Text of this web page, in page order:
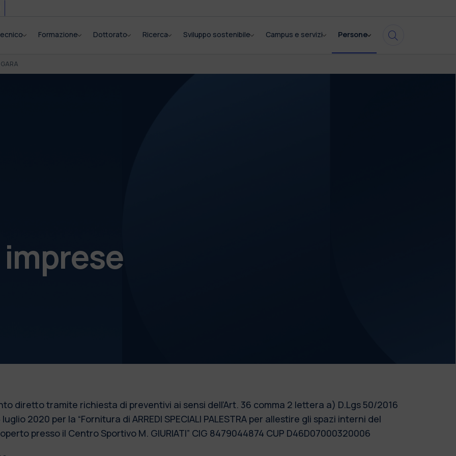
Formazione Dottorato Ricerca Sviluppo sostenibile Campus e servizi Persone
diretto tramite richiesta di preventivi ai sensi dell’Art. 36 comma 2 lettera a) D.Lgs 50/2016
2020 per la “Fornitura di ARREDI SPECIALI PALESTRA per allestire gli spazi interni del
presso il Centro Sportivo M. GIURIATI” CIG 8479044874 CUP D46D07000320006